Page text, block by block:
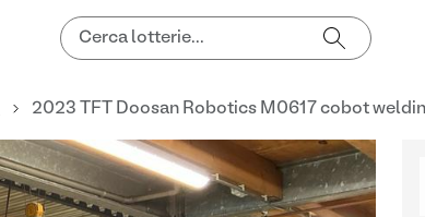
2023 TFT Doosan Robotics M0617 cobot